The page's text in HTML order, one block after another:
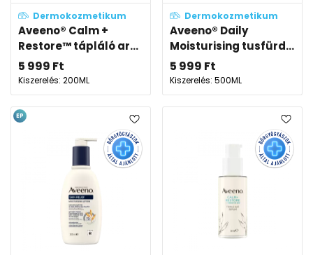
Dermokozmetikum
Aveeno® Calm +
Restore™ tápláló ar...
5 999 Ft
Kiszerelés: 200ML
Dermokozmetikum
Aveeno® Daily
Moisturising tusfürd...
5 999 Ft
Kiszerelés: 500ML
EP